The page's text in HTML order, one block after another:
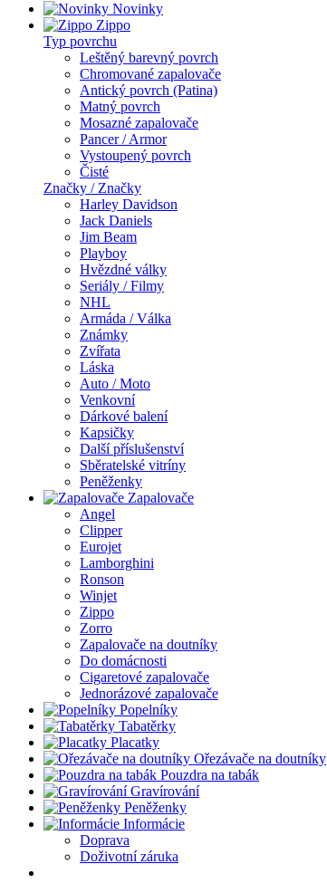
Novinky
Zippo
Typ povrchu
Leštěný barevný povrch
Chromované zapalovače
Antický povrch (Patina)
Matný povrch
Mosazné zapalovače
Pancer / Armor
Vystoupený povrch
Čisté
Značky / Značky
Harley Davidson
Jack Daniels
Jim Beam
Playboy
Hvězdné války
Seriály / Filmy
NHL
Armáda / Válka
Známky
Zvířata
Láska
Auto / Moto
Venkovní
Dárkové balení
Kapsičky
Další příslušenství
Sběratelské vitríny
Peněženky
Zapalovače
Angel
Clipper
Eurojet
Lamborghini
Ronson
Winjet
Zippo
Zorro
Zapalovače na doutníky
Do domácnosti
Cigaretové zapalovače
Jednorázové zapalovače
Popelníky
Tabatěrky
Placatky
Ořezávače na doutníky
Pouzdra na tabák
Gravírování
Peněženky
Informácie
Doprava
Doživotní záruka